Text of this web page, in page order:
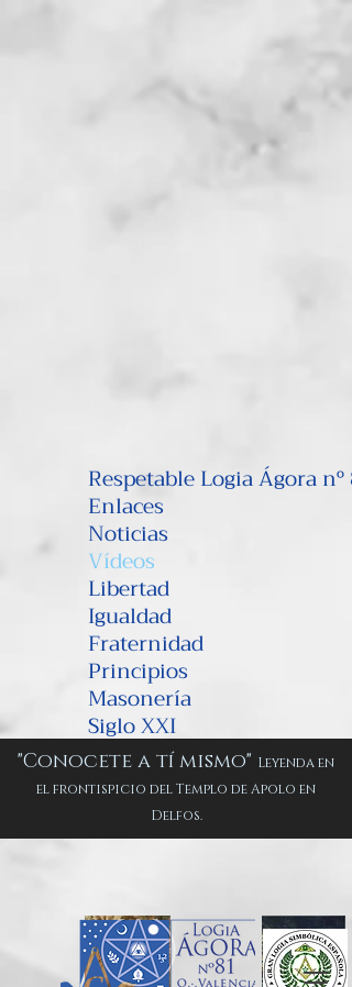
"Conocete a tí mismo" Leyenda en
el frontispicio del Templo de Apolo en
Delfos.
Respetable Logia Ágora nº
Enlaces
Noticias
Vídeos
Libertad
Igualdad
Fraternidad
Principios
Masonería
Siglo XXI